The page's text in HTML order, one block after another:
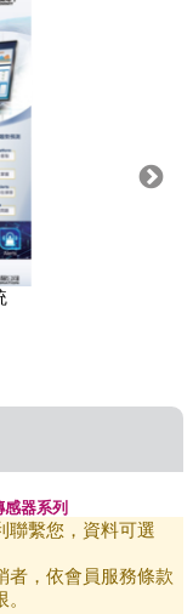
器系列
聯繫您，資料可選
者，依會員服務條款